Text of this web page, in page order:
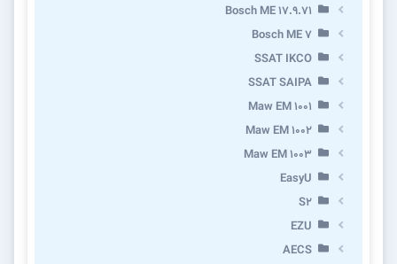
Bosch ME 17.9.71
Bosch ME 7
SSAT IKCO
SSAT SAIPA
Maw EM 1001
Maw EM 1002
Maw EM 1003
EasyU
S2
EZU
AECS